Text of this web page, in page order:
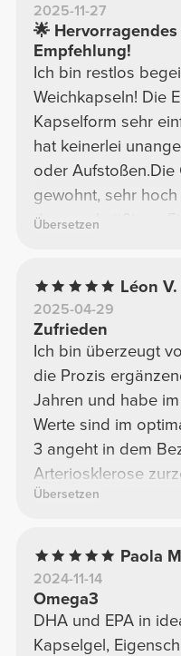
2025-11-27
​🌟
Empfehlung!
Ich bin restlos
Weichkapseln! Die
Kapselform sehr
hat keinerlei
oder Aufstoßen.
gewohnt, sehr
der regelmäßigen
Absolute
tägliche Omega-3-
effektiv ergänzen
Übersetzen
Léon V.
2025-04-29
Zufrieden
Ich bin überzeugt
die Prozis
Jahren und habe
Werte sind im
3 angeht in dem
Arteriosklerose
Übersetzen
Paola
2024-11-14
Omega3
DHA und EPA in
Kapselgel,